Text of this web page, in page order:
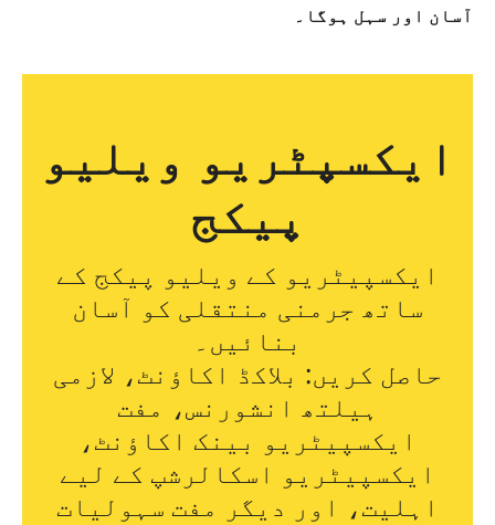
آسان اور سہل ہوگا۔
ایکسپٹریو ویلیو
پیکج
ایکسپیٹریو کے ویلیو پیکج کے
ساتھ جرمنی منتقلی کو آسان
بنائیں۔
حاصل کریں: بلاکڈ اکاؤنٹ، لازمی
ہیلتھ انشورنس، مفت
ایکسپیٹریو بینک اکاؤنٹ،
ایکسپیٹریو اسکالرشپ کے لیے
اہلیت، اور دیگر مفت سہولیات